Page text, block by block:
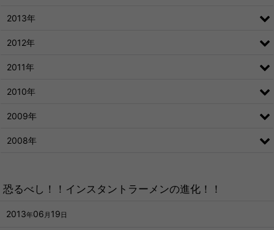
恐るべし！！インスタントラーメンの進化！！
2013年06 月 19 日
2013年
2012年
2011年
2010年
2009年
2008年